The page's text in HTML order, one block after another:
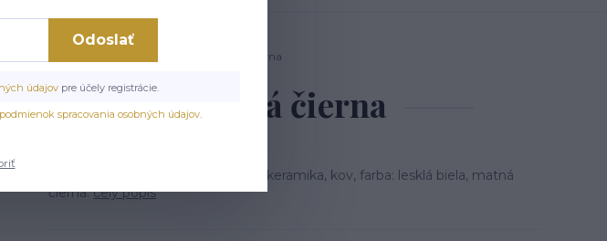
Jedálenský stôl Rion fi90, lesklá biela / matná čierna
biela / matná čierna
Rozmery: 90x90x76 cm, materiál: keramika, kov, farba: lesklá biela, matná
čierna.celý popis
Odoslať
údajov pre účely registrácie.
podmienok spracovania osobných údajov.